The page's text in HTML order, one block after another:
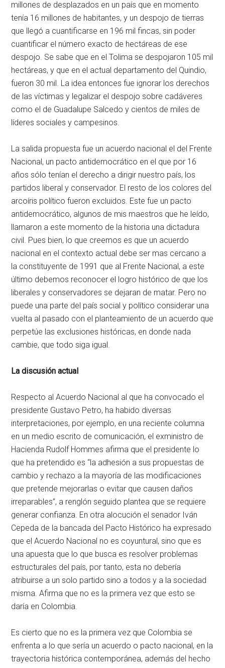
millones de desplazados en un país que en momento
tenía 16 millones de habitantes, y un despojo de tierras
que llegó a cuantificarse en 196 mil fincas, sin poder
cuantificar el número exacto de hectáreas de ese
despojo. Se sabe que en el Tolima se despojaron 105 mil
hectáreas, y que en el actual departamento del Quindio,
fueron 30 mil. La idea entonces fue ignorar los derechos
de las víctimas y legalizar el despojo sobre cadáveres
como el de Guadalupe Salcedo y cientos de miles de
líderes sociales y campesinos.
La salida propuesta fue un acuerdo nacional el del Frente
Nacional, un pacto antidemocrático en el que por 16
años sólo tenían el derecho a dirigir nuestro país, los
partidos liberal y conservador. El resto de los colores del
arcoíris político fueron excluidos. Este fue un pacto
antidemocrático, algunos de mis maestros que he leído,
llamaron a este momento de la historia una dictadura
civil. Pues bien, lo que creemos es que un acuerdo
nacional en el contexto actual debe ser mas cercano a
la constituyente de 1991 que al Frente Nacional, a este
último debemos reconocer el logro histórico de que los
liberales y conservadores se dejaran de matar. Pero no
puede una parte del país social y político considerar una
vuelta al pasado con el planteamiento de un acuerdo que
perpetúe las exclusiones históricas, en donde nada
cambie, que todo siga igual.
La discusión actual
Respecto al Acuerdo Nacional al que ha convocado el
presidente Gustavo Petro, ha habido diversas
interpretaciones, por ejemplo, en una reciente columna
en un medio escrito de comunicación, el exministro de
Hacienda Rudolf Hommes afirma que el presidente lo
que ha pretendido es “la adhesión a sus propuestas de
cambio y rechazo a la mayoría de las modificaciones
que pretende mejorarlas o evitar que causen daños
irreparables”, a renglón seguido plantea que se requiere
generar confianza. En otra alocución el senador Iván
Cepeda de la bancada del Pacto Histórico ha expresado
que el Acuerdo Nacional no es coyuntural, sino que es
una apuesta que lo que busca es resolver problemas
estructurales del país, por tanto, esta no debería
atribuirse a un solo partido sino a todos y a la sociedad
misma. Afirma que no es la primera vez que esto se
daría en Colombia.
Es cierto que no es la primera vez que Colombia se
enfrenta a lo que sería un acuerdo o pacto nacional, en la
trayectoria histórica contemporánea, además del hecho